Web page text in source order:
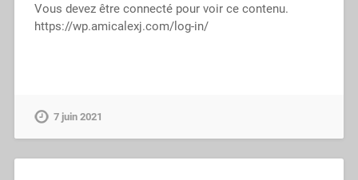
Vous devez être connecté pour voir ce contenu.
https://wp.amicalexj.com/log-in/
7 juin 2021